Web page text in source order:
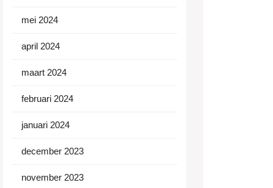
mei 2024
april 2024
maart 2024
februari 2024
januari 2024
december 2023
november 2023